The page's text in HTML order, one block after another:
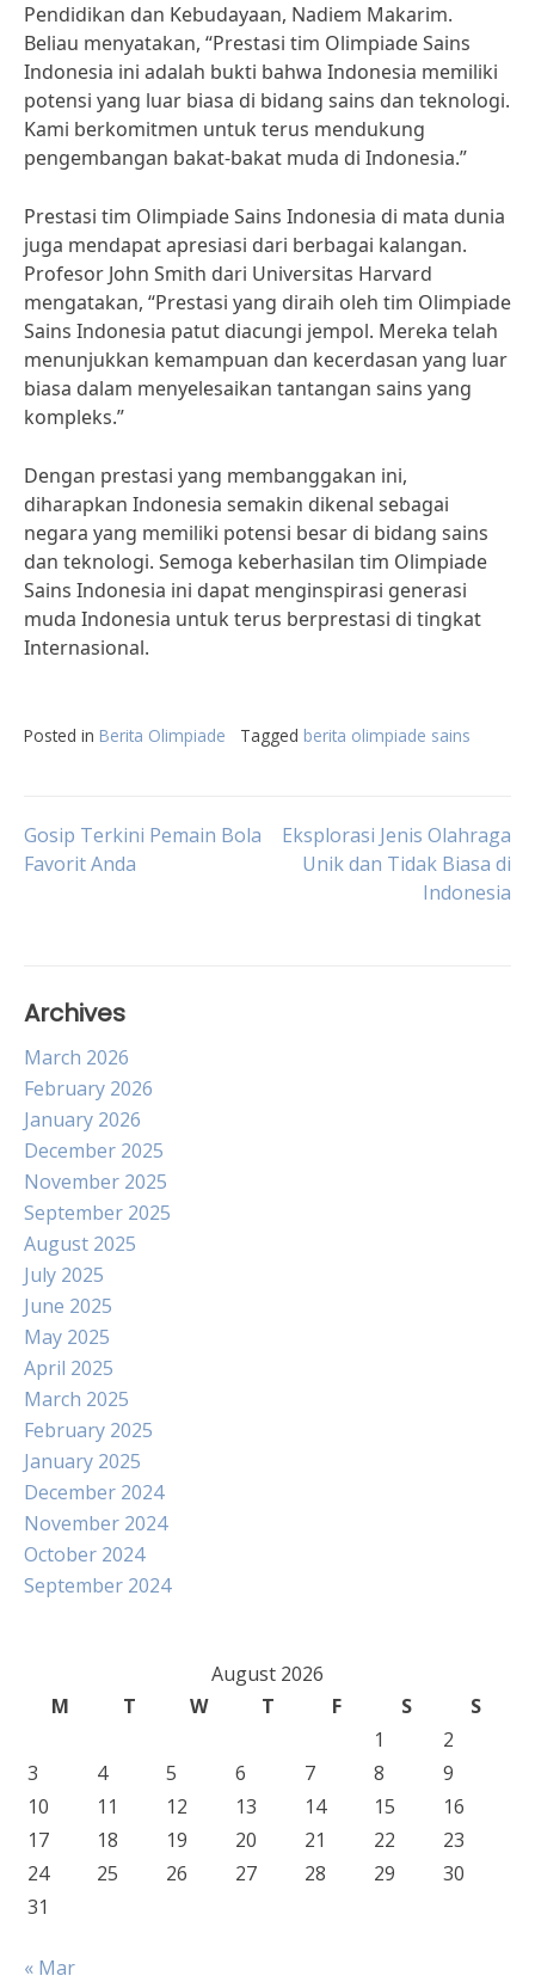
Pendidikan dan Kebudayaan, Nadiem Makarim.
Beliau menyatakan, “Prestasi tim Olimpiade Sains
Indonesia ini adalah bukti bahwa Indonesia memiliki
potensi yang luar biasa di bidang sains dan teknologi.
Kami berkomitmen untuk terus mendukung
pengembangan bakat-bakat muda di Indonesia.”
Prestasi tim Olimpiade Sains Indonesia di mata dunia
juga mendapat apresiasi dari berbagai kalangan.
Profesor John Smith dari Universitas Harvard
mengatakan, “Prestasi yang diraih oleh tim Olimpiade
Sains Indonesia patut diacungi jempol. Mereka telah
menunjukkan kemampuan dan kecerdasan yang luar
biasa dalam menyelesaikan tantangan sains yang
kompleks.”
Dengan prestasi yang membanggakan ini,
diharapkan Indonesia semakin dikenal sebagai
negara yang memiliki potensi besar di bidang sains
dan teknologi. Semoga keberhasilan tim Olimpiade
Sains Indonesia ini dapat menginspirasi generasi
muda Indonesia untuk terus berprestasi di tingkat
Internasional.
Posted in Berita Olimpiade Tagged berita olimpiade sains
Post
Gosip Terkini Pemain Bola
Favorit Anda
Eksplorasi Jenis Olahraga
Unik dan Tidak Biasa di
Indonesia
Archives
March 2026
February 2026
January 2026
December 2025
November 2025
September 2025
August 2025
July 2025
June 2025
May 2025
April 2025
March 2025
February 2025
January 2025
December 2024
November 2024
October 2024
September 2024
August 2026
M
T W T F S
S
1
2
3
4 5 6 7 8
9
10
11 12 13 14 15
16
17
18 19 20 21 22
23
24
25 26 27 28 29
30
31
« Mar